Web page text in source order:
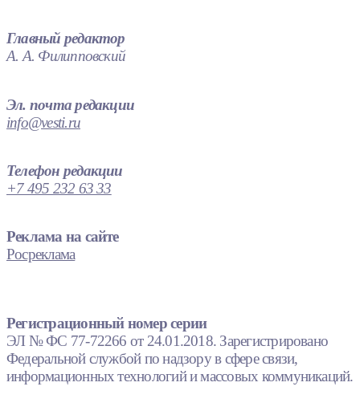
Главный редактор
А. А. Филипповский
Эл. почта редакции
info@vesti.ru
Телефон редакции
+7 495 232 63 33
Реклама на сайте
Росреклама
Регистрационный номер серии
ЭЛ № ФС 77-72266 от 24.01.2018. Зарегистрировано
Федеральной службой по надзору в сфере связи,
информационных технологий и массовых коммуникаций.